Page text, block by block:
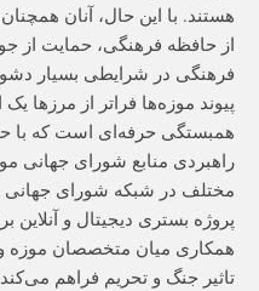
هستند. با این حال، آنان
از حافظه فرهنگی، حمایت از
فرهنگی در شرایطی بسیار
پیوند موزه‌ها فراتر از مرزها
همبستگی حرفه‌ای است که با
راهبردی منابع شورای جهانی
مختلف در شبکه شورای
پروژه بستری دیجیتال و آنلاین
همکاری میان متخصصان موزه
تاثیر جنگ و تحریم فراهم